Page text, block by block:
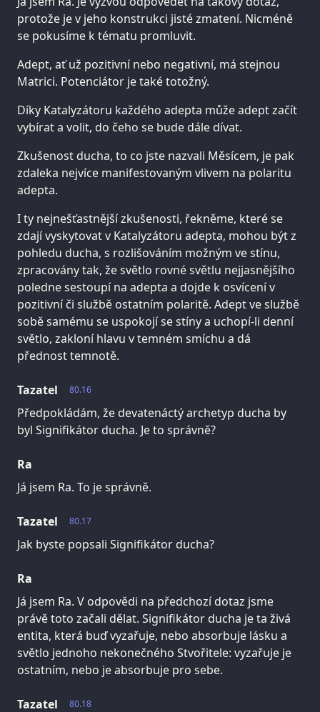
protože je v jeho konstrukci jisté zmatení. Nicméně
se pokusíme k tématu promluvit.
Adept, ať už pozitivní nebo negativní, má stejnou
Matrici. Potenciátor je také totožný.
Díky Katalyzátoru každého adepta může adept začít
vybírat a volit, do čeho se bude dále dívat.
Zkušenost ducha, to co jste nazvali Měsícem, je pak
zdaleka nejvíce manifestovaným vlivem na polaritu
adepta.
I ty nejnešťastnější zkušenosti, řekněme, které se
zdají vyskytovat v Katalyzátoru adepta, mohou být z
pohledu ducha, s rozlišováním možným ve stínu,
zpracovány tak, že světlo rovné světlu nejjasnějšího
poledne sestoupí na adepta a dojde k osvícení v
pozitivní či službě ostatním polaritě. Adept ve službě
sobě samému se uspokojí se stíny a uchopí-li denní
světlo, zakloní hlavu v temném smíchu a dá
přednost temnotě.
80.16
Tazatel
Předpokládám, že devatenáctý archetyp ducha by
byl Signifikátor ducha. Je to správně?
Ra
Já jsem Ra. To je správně.
80.17
Tazatel
Jak byste popsali Signifikátor ducha?
Ra
Já jsem Ra. V odpovědi na předchozí dotaz jsme
právě toto začali dělat. Signifikátor ducha je ta živá
entita, která buď vyzařuje, nebo absorbuje lásku a
světlo jednoho nekonečného Stvořitele: vyzařuje je
ostatním, nebo je absorbuje pro sebe.
80.18
Tazatel